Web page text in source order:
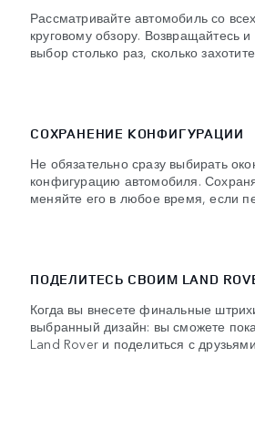
Рассматривайте автомобиль со
круговому обзору. Возвращайтесь
выбор столько раз, сколько
СОХРАНЕНИЕ КОНФИГУРАЦИИ
Не обязательно сразу выбирать
конфигурацию автомобиля.
меняйте его в любое время, если
ПОДЕЛИТЕСЬ СВОИМ LAND
Когда вы внесете финальные
выбранный дизайн: вы сможете
Land Rover и поделиться с